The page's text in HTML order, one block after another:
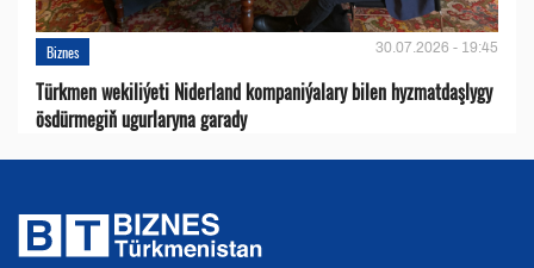
Biznes 30.07.2026 - 19:45
Türkmen wekiliýeti Niderland kompaniýalary bilen hyzmatdaşlygy
ösdürmegiň ugurlaryna garady